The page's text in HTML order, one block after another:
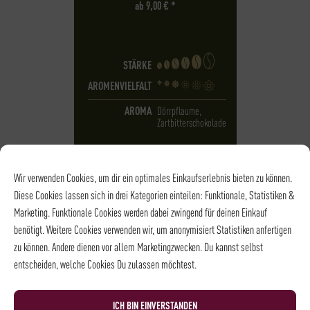
Wir verwenden Cookies, um dir ein optimales Einkaufserlebnis bieten zu können.
Diese Cookies lassen sich in drei Kategorien einteilen: Funktionale, Statistiken &
Marketing. Funktionale Cookies werden dabei zwingend für deinen Einkauf
benötigt. Weitere Cookies verwenden wir, um anonymisiert Statistiken anfertigen
zu können. Andere dienen vor allem Marketingzwecken. Du kannst selbst
entscheiden, welche Cookies Du zulassen möchtest.
ICH BIN EINVERSTANDEN
ab9,00€ *
STÄRKE
AROMENVIELFALT
AROMA Dörrpflaume,
Zartbitterschokolade